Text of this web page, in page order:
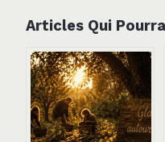
Articles Qui